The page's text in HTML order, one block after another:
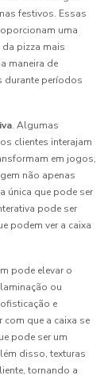
festivos. Essas
uma
da pizza mais
maneira de
durante períodos
. Algumas
clientes interajam
em jogos,
não apenas
única que pode ser
pode ser
podem ver a caixa
pode elevar o
ou
e
que a caixa se
pode ser um
disso, texturas
tornando a